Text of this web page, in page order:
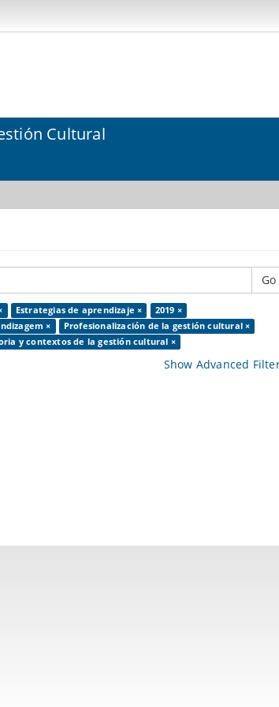
Cultural
Go
Estrategias de aprendizaje ×
2019 ×
×
Profesionalización de la gestión cultural ×
y contextos de la gestión cultural ×
Show Advanced